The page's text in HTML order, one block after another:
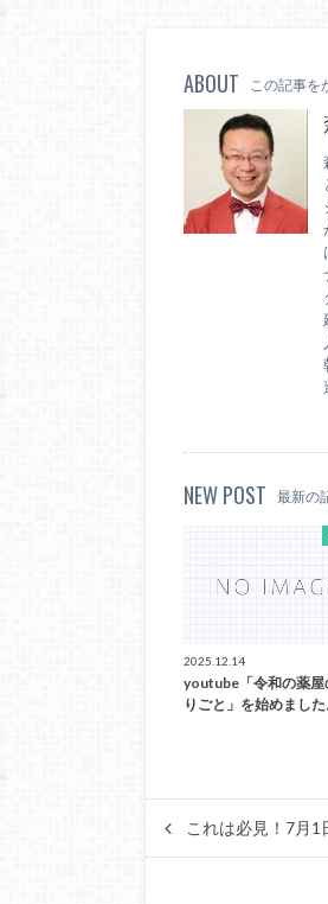
ABOUT この記事を
NEW POST 最新の
2025.12.14
youtube「令和の薬屋
りごと」を始めました
これは必見！7月1